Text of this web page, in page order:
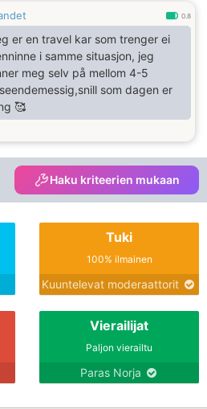
kjemien, tillit og ærlighet
først.
0.8
er en travel kar som trenger ei
i samme situasjon, jeg
meg selv på mellom 4-5
som dagen er
🥰
Haku kriteerien mukaan
Tuki
100% ilmainen
Kuuntelevat moderaattorit
Vierailijat
Paljon vierailtu
Paras Norja